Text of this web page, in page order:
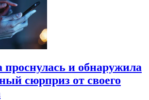
и обнаружила
сюрприз от своего